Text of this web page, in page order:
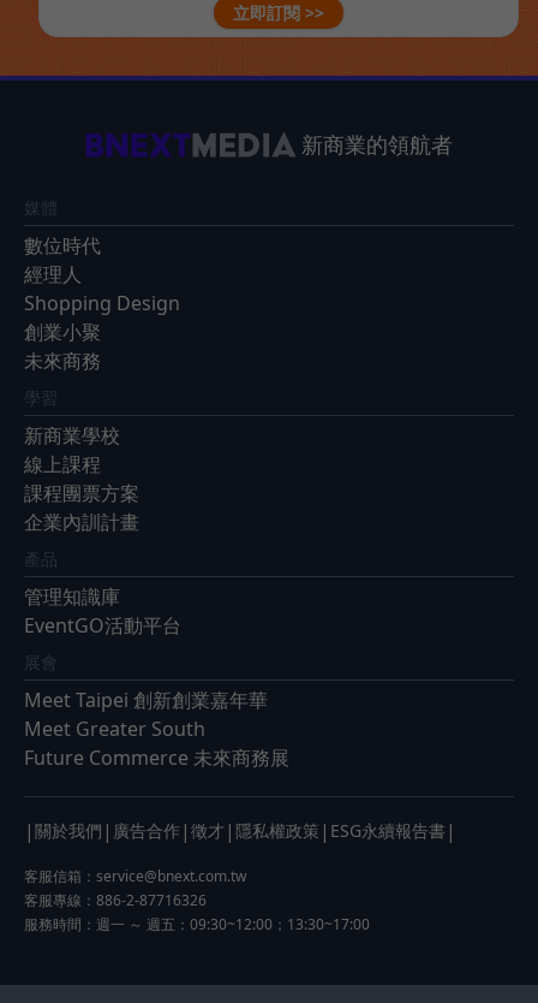
立即訂閱 >>
新商業的領航者
媒體
數位時代
經理人
Shopping Design
創業小聚
未來商務
學習
新商業學校
線上課程
課程團票方案
企業內訓計畫
產品
管理知識庫
EventGO活動平台
展會
Meet Taipei 創新創業嘉年華
Meet Greater South
Future Commerce 未來商務展
| 關於我們 | 廣告合作 | 徵才 | 隱私權政策 | ESG永續報告書 |
客服信箱： service@bnext.com.tw
客服專線：886-2-87716326
服務時間：週一 ～ 週五：09:30~12:00；13:30~17:00